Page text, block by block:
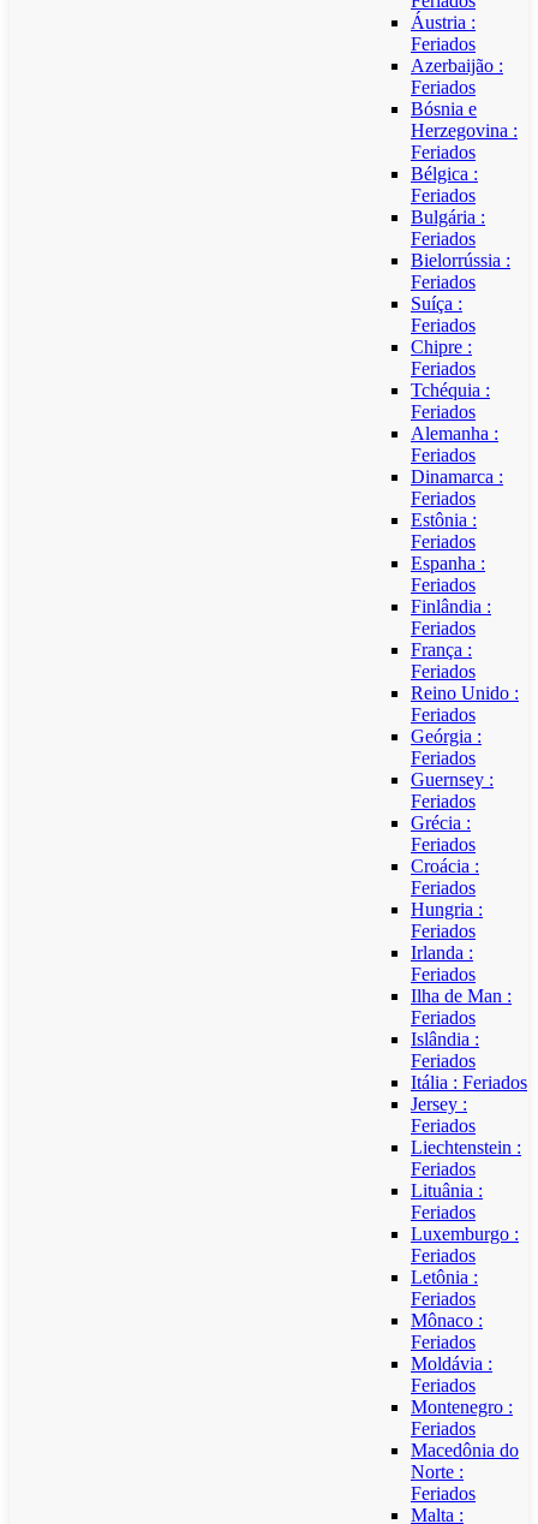
Áustria :
Feriados
Azerbaijão :
Feriados
Bósnia e
Herzegovina :
Feriados
Bélgica :
Feriados
Bulgária :
Feriados
Bielorrússia :
Feriados
Suíça :
Feriados
Chipre :
Feriados
Tchéquia :
Feriados
Alemanha :
Feriados
Dinamarca :
Feriados
Estônia :
Feriados
Espanha :
Feriados
Finlândia :
Feriados
França :
Feriados
Reino Unido :
Feriados
Geórgia :
Feriados
Guernsey :
Feriados
Grécia :
Feriados
Croácia :
Feriados
Hungria :
Feriados
Irlanda :
Feriados
Ilha de Man :
Feriados
Islândia :
Feriados
Itália : Feriados
Jersey :
Feriados
Liechtenstein :
Feriados
Lituânia :
Feriados
Luxemburgo :
Feriados
Letônia :
Feriados
Mônaco :
Feriados
Moldávia :
Feriados
Montenegro :
Feriados
Macedônia do
Norte :
Feriados
Malta :